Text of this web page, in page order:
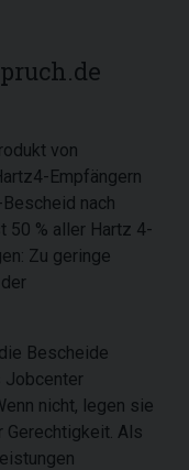
von
Empfängern
nach
50 % aller Hartz 4-
Zu geringe
Bescheide
Jobcenter
nicht, legen sie
Gerechtigkeit. Als